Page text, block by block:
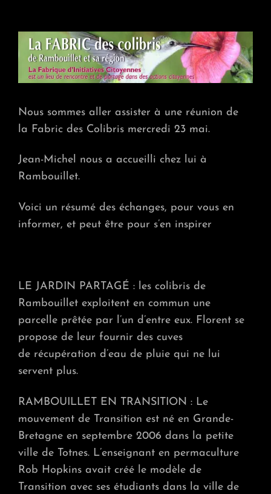
À
Nous sommes aller assister à une réunion de
la Fabric des Colibris mercredi 23 mai.
Jean-Michel nous a accueilli chez lui à
Rambouillet.
Voici un résumé des échanges, pour vous en
informer, et peut être pour s’en inspirer
LE JARDIN PARTAGÉ : les colibris de
Rambouillet exploitent en commun une
parcelle prêtée par l’un d’entre eux. Florent se
propose de leur fournir des cuves
de récupération d’eau de pluie qui ne lui
servent plus.
RAMBOUILLET EN TRANSITION : Le
mouvement de Transition est né en Grande-
Bretagne en septembre 2006 dans la petite
ville de Totnes. L’enseignant en permaculture
Rob Hopkins avait créé le modèle de
Transition avec ses étudiants dans la ville de